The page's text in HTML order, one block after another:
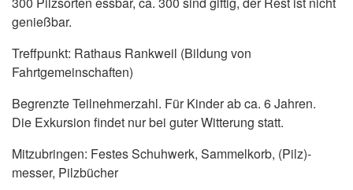
genießbar.
Treffpunkt: Rathaus Rankweil (Bildung von
Fahrtgemeinschaften)
Begrenzte Teilnehmerzahl. Für Kinder ab ca. 6 Jahren.
Die Exkursion findet nur bei guter Witterung statt.
Mitzubringen: Festes Schuhwerk, Sammelkorb, (Pilz)-
messer, Pilzbücher